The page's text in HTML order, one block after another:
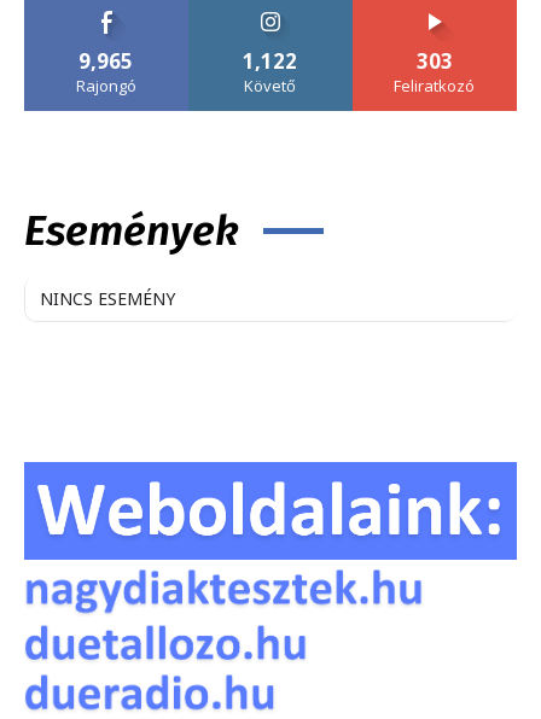
9,965
Rajongó
1,122
Követő
303
Feliratkozó
Események
NINCS ESEMÉNY